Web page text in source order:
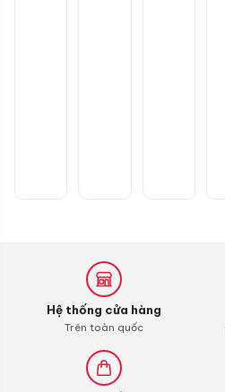
Hệ thống cửa hàng
Trên toàn quốc